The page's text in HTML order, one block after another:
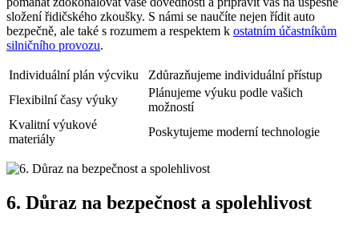
složení řidičského zkoušky. S námi se naučíte nejen řídit auto
bezpečně, ale také s rozumem a respektem k ostatním účastníkům
silničního provozu.
Individuální plán výcviku
Zdůrazňujeme individuální přístup
Flexibilní časy výuky
Plánujeme výuku podle vašich
možností
Kvalitní výukové
materiály
Poskytujeme moderní technologie
6. Důraz na bezpečnost a spolehlivost